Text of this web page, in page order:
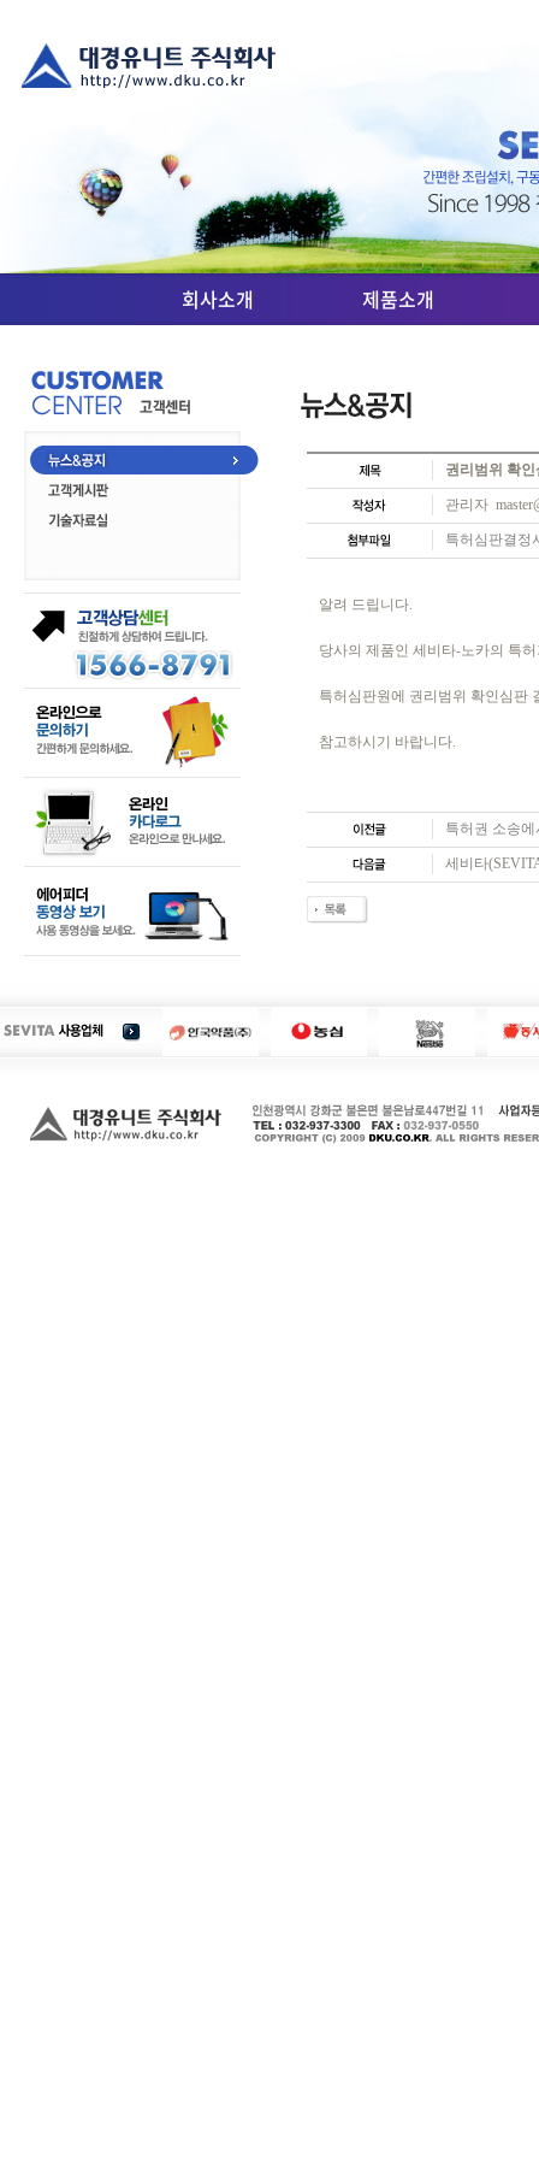
회사소개 제품소개
권리범위 확
관리자
특허심판결정
알려 드립니다.
당사의 제품인 세비타-노카의 특
특허심판원에 권리범위 확인심판
참고하시기 바랍니다.
특허권 소송
세비타